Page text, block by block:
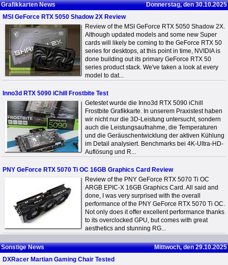
Grafikkarten News
Donnerstag, den 30.10.2025
MSI GeForce RTX 5050 Shadow 2X Review
Review of the MSI GeForce RTX 5050 Shadow 2X.
Although updated models and some new Super
cards will likely be coming to the GeForce RTX 50
series for desktops, at this point in time, NVIDIA is
done building out its primary GeForce RTX 50
series product stack. We've taken a look at every
model to dat...
Inno3d RTX 5090 iChill Frostbite Test
Getestet wurde die Inno3d RTX 5090 iChill
Frostbite Grafikkarte. In unserem Praxistest haben
wir nicht nur die 3D-Leistung untersucht, sondern
auch die Leistungsaufnahme, die Temperaturen
und die Geräuschentwicklung der aktiven Kühlung
im Detail analysiert. Benchmarks bei 4K-Ultra-HD-
Auflösung und R...
PNY GeForce RTX 5070 Ti OC 16GB Graphics Card Review
Review of the PNY GeForce RTX 5070 Ti OC
ARGB EPIC-X 16GB Graphics Card. All said and
done, I was very surprised with the overall
performance of the PNY GeForce RTX 5070 Ti OC.
Not only does it offer excellent performance thanks
to its overclocked GPU, but comes with great
aesthetics and stunning RG...
Sonstige News
Mittwoch, den 29.10.2025
DXRacer Martian Gaming Chair Tested